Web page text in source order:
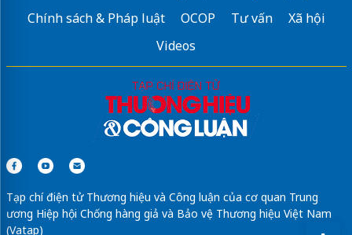
Chính sách & Pháp luật
OCOP Tư vấn
Xã hội
Videos
Tạp chí điện tử Thương hiệu và Công luận của cơ quan Trung
ương Hiệp hội Chống hàng giả và Bảo vệ Thương hiệu Việt Nam
(Vatap)